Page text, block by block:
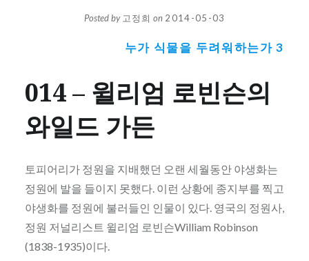
Posted by 고정희 on 2014-05-03
누가 식물을 두려워하는가 3
014 – 윌리엄 로빈슨의
와일드 가든
토피어리가 정원을 지배했던 오랜 세월동안 야생화는
정원에 발을 들이지 못했다. 이런 상황에 종지부를 찍고
야생화를 정원에 불러들인 인물이 있다. 영국의 정원사,
정원 저널리스트 윌리엄 로빈슨William Robinson
(1838-1935)이다.